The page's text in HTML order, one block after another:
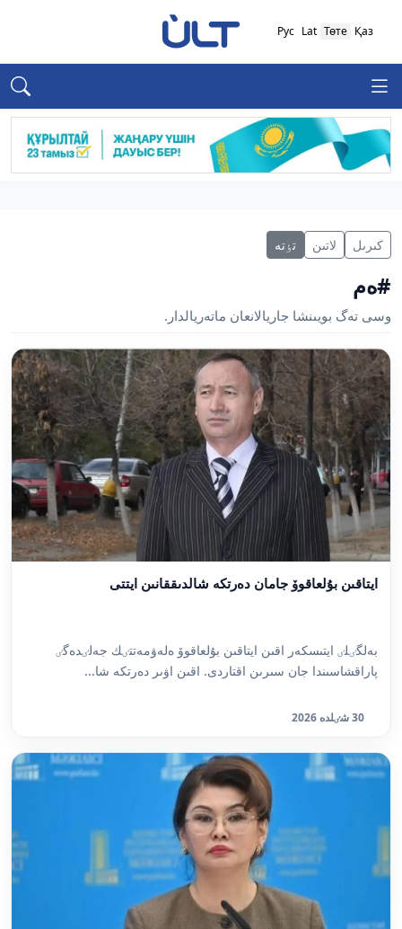
Қаз
Төте
Lat
Рус
كىرىل لاتىن تٶتە
#ەم
وسى تەگ بويىنشا جاريالانعان ماتەريالدار.
ايتاقىن بۇلعاقوۆ جامان دەرتكە شالدىققانىن ايتتى
بەلگٸلٸ ايتىسكەر اقىن ايتاقىن بۇلعاقوۆ ەلەۋمەتتٸك جەلٸدەگٸ
پاراقشاسىندا جان سىرىن اقتاردى. اقىن اۋىر دەرتكە شا...
30 شٸلدە 2026